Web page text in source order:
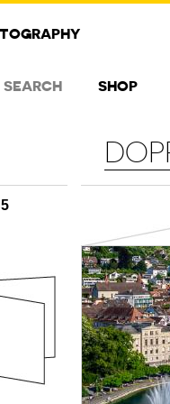
SEARCH SHOP